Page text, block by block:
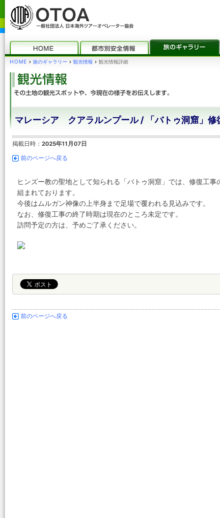
HOME › 旅のギャラリー › 観光情報 › 観光情報詳細
マレーシア クアラルンプール / 「バトゥ洞窟」修
掲載日時： 2025年11月07日
前のページへ戻る
ヒンズー教の聖地として知られる「バトゥ洞窟」では、修復工
組まれております。
今後はムルガン神像の上半身まで足場で覆われる見込みです。
なお、修復工事の終了時期は現在のところ未定です。
訪問予定の方は、予めご了承ください。
前のページへ戻る